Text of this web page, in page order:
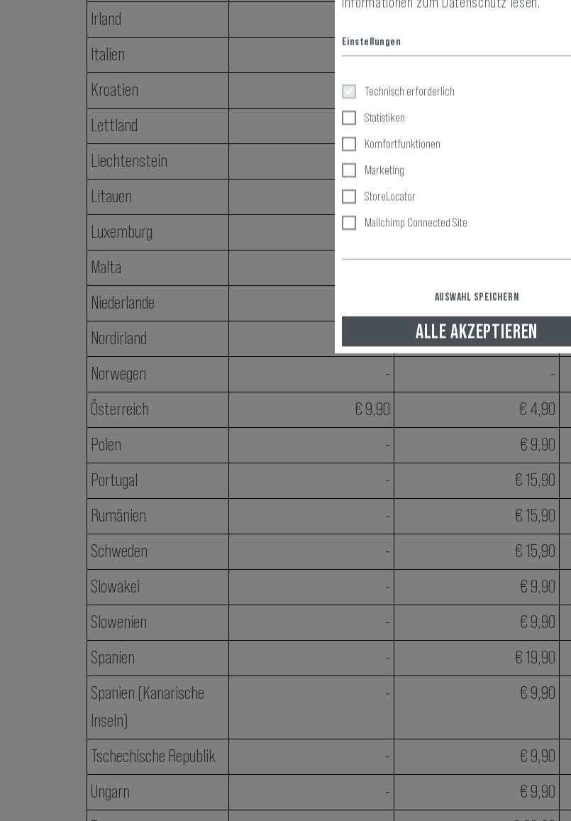
Irland
Italien
- € 9,90
Kroatien
-
Lettland
-
Liechtenstein
Litauen
-
Luxemburg
-
Malta
Niederlande
Nordirland
Norwegen
- -
Österreich
€ 9,90 € 4,90
Polen
- € 9,90
Portugal
- € 15,90
Rumänien
- € 15,90
Schweden
- € 15,90
Slowakei
- € 9,90
Slowenien
- € 9,90
Spanien
- € 19,90
Spanien (Kanarische
Inseln)
- € 9,90
Tschechische Republik - € 9,90
Ungarn
- € 9,90
Einstellungen
Technisch erforderlich
Statistiken
Komfortfunktionen
Marketing
StoreLocator
Mailchimp Connected Site
AUSWAHL SPEICHERN
ALLE AKZEPTIEREN